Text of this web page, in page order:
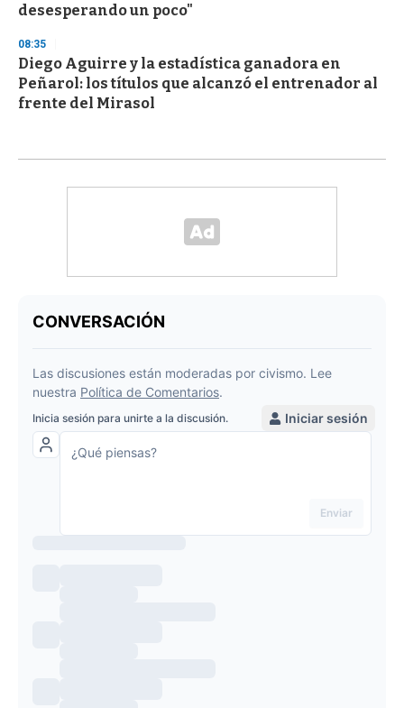
desesperando un poco"
08:35
Diego Aguirre y la estadística ganadora en
Peñarol: los títulos que alcanzó el entrenador al
frente del Mirasol